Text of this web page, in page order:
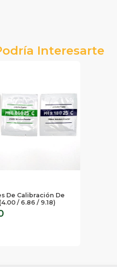
Interesarte
De Calibración De
/ 6.86 / 9.18)